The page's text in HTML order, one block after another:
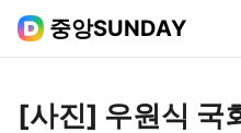
중앙SUNDAY
[사진] 우원식 국